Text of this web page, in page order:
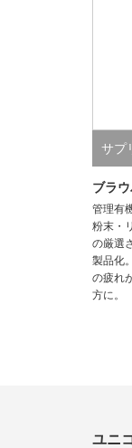
サプ
ブラ
管理有
粉末・
の厳選
製品化
の疲れ
方に。
ユニ